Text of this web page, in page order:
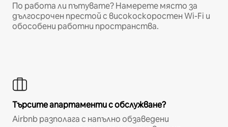
По работа ли пътувате? Намерете място за
дългосрочен престой с високоскоростен Wi-Fi и
обособени работни пространства.
Търсите апартаменти с обслужване?
Airbnb разполага с напълно обзаведени